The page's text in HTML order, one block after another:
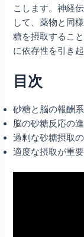
こします。神経
して、薬物と同
糖を摂取するこ
に依存性を引き
目次
砂糖と脳の報酬系
脳の砂糖反応の
過剰な砂糖摂取
適度な摂取が重要